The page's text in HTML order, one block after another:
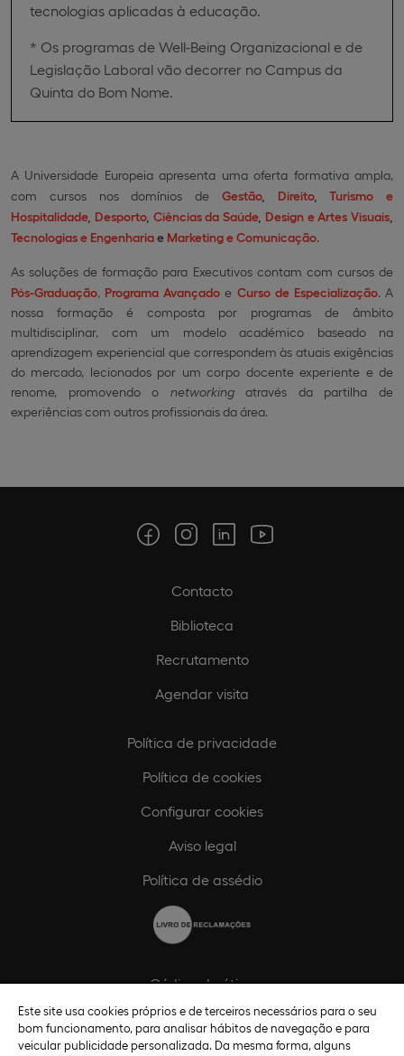
tecnologias aplicadas à educação.
* Os programas de Well-Being Organizacional e de
Legislação Laboral vão decorrer no Campus da
Quinta do Bom Nome.
A Universidade Europeia apresenta uma oferta formativa ampla,
com cursos nos domínios de Gestão, Direito,
Turismo e
Hospitalidade, Desporto, Ciências da Saúde, Design e Artes Visuais
Tecnologias e Engenhariae Marketing e Comunicação.​
As soluções de formação para Executivos contam com cursos de
Pós-Graduação, Programa Avançado e Curso de Especialização. A
nossa formação é composta por programas de âmbito
multidisciplinar, com um modelo académico baseado na
aprendizagem experiencial que correspondem às atuais exigências
do mercado, lecionados por um corpo docente experiente e de
renome, promovendo o networkingatravés da partilha de
experiências com outros profissionais da área.
Contacto
Biblioteca
Recrutamento
Agendar visita
Política de privacidade
Política de cookies
Configurar cookies
Aviso legal
Política de assédio
Código de ética
Política de compliance
Canal de compliance
Este site usa cookies próprios e de terceiros necessários para o seu
bom funcionamento, para analisar hábitos de navegação e para
veicular publicidade personalizada. Da mesma forma, alguns